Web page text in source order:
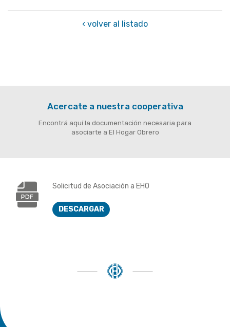
‹ volver al listado
Acercate a nuestra cooperativa
Encontrá aquí la documentación necesaria para
asociarte a El Hogar Obrero
Solicitud de Asociación a EHO
DESCARGAR